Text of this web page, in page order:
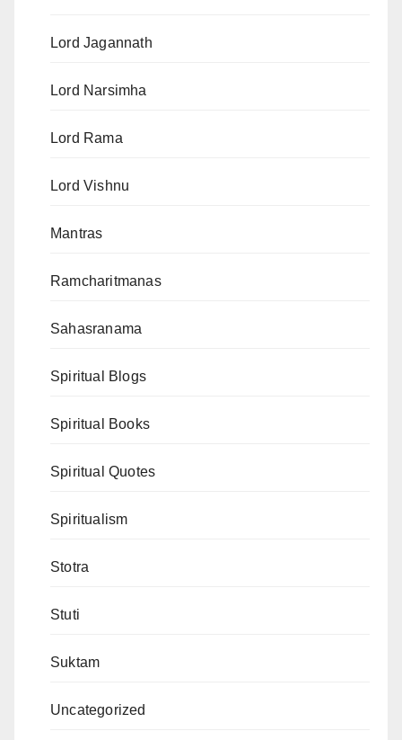
Lord Jagannath
Lord Narsimha
Lord Rama
Lord Vishnu
Mantras
Ramcharitmanas
Sahasranama
Spiritual Blogs
Spiritual Books
Spiritual Quotes
Spiritualism
Stotra
Stuti
Suktam
Uncategorized